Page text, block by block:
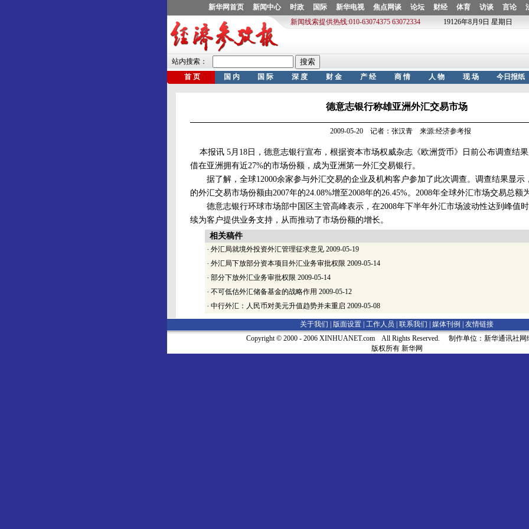
德意志银行称雄亚洲外汇交易市场
2009-05-20 记者：张汉青 来源:经济参考报
本报讯 5月18日，德意志银行宣布，根据资本市场权威杂志《欧洲货币》日前公布调查结
借在亚洲拥有近27%的市场份额，成为亚洲第一外汇交易银行。
据了解，全球12000余家参与外汇交易的企业及机构客户参加了此次调查。调查结果显示
的外汇交易市场份额由2007年的24.08%增至2008年的26.45%。2008年全球外汇市场交易总额
德意志银行环球市场部中国区主管高峰表示，在2008年下半年外汇市场波动性达到峰值
续为客户提供业务支持，从而推动了市场份额的增长。
相关稿件
· 外汇局就境外投资外汇管理征求意见 2009-05-19
· 外汇局下放部分资本项目外汇业务审批权限 2009-05-14
· 部分下放外汇业务审批权限 2009-05-14
· 不可低估外汇储备基金的战略作用 2009-05-12
· 中行外汇：人民币对美元升值趋势并未重启 2009-05-08
关于我们 | 版面设置 工作人员 联系我们 媒体刊例
友情链接
Copyright © 2000 - 2006 XINHUANET.com All Rights Reserved. 制作单位：新华通讯社网
版权所有 新华网